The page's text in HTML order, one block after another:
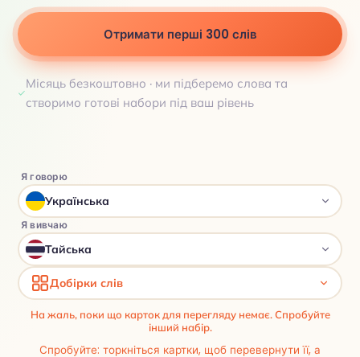
Отримати перші 300 слів
Місяць безкоштовно · ми підберемо слова та
створимо готові набори під ваш рівень
Я говорю
Українська
Я вивчаю
Тайська
Добірки слів
На жаль, поки що карток для перегляду немає. Спробуйте
інший набір.
Спробуйте: торкніться картки, щоб перевернути її, а